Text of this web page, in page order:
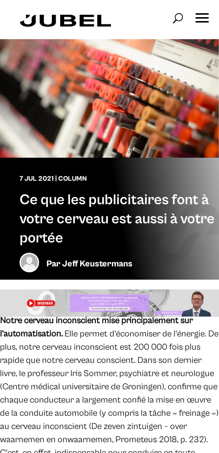
7 JUL 2021 COLUMN
Ce que les publicitaires font à
votre cerveau est aussi à votre
portée
ParJeff Keustermans
Notre cerveau inconscient mise principalement sur
l’automatisation. Elle permet d’économiser de l’énergie. De
plus, notre cerveau inconscient est 200 000 fois plus
rapide que notre cerveau conscient. Dans son dernier
livre, le professeur Iris Sommer, psychiatre et neurologue
(Centre médical universitaire de Groningen), confirme que
chaque conducteur a largement confié la mise en œuvre
de la conduite automobile (y compris la tâche « freinage »)
au cerveau inconscient (De zeven zintuigen – over
waarnemen en onwaarnemen, Prometeus 2018, p. 232).